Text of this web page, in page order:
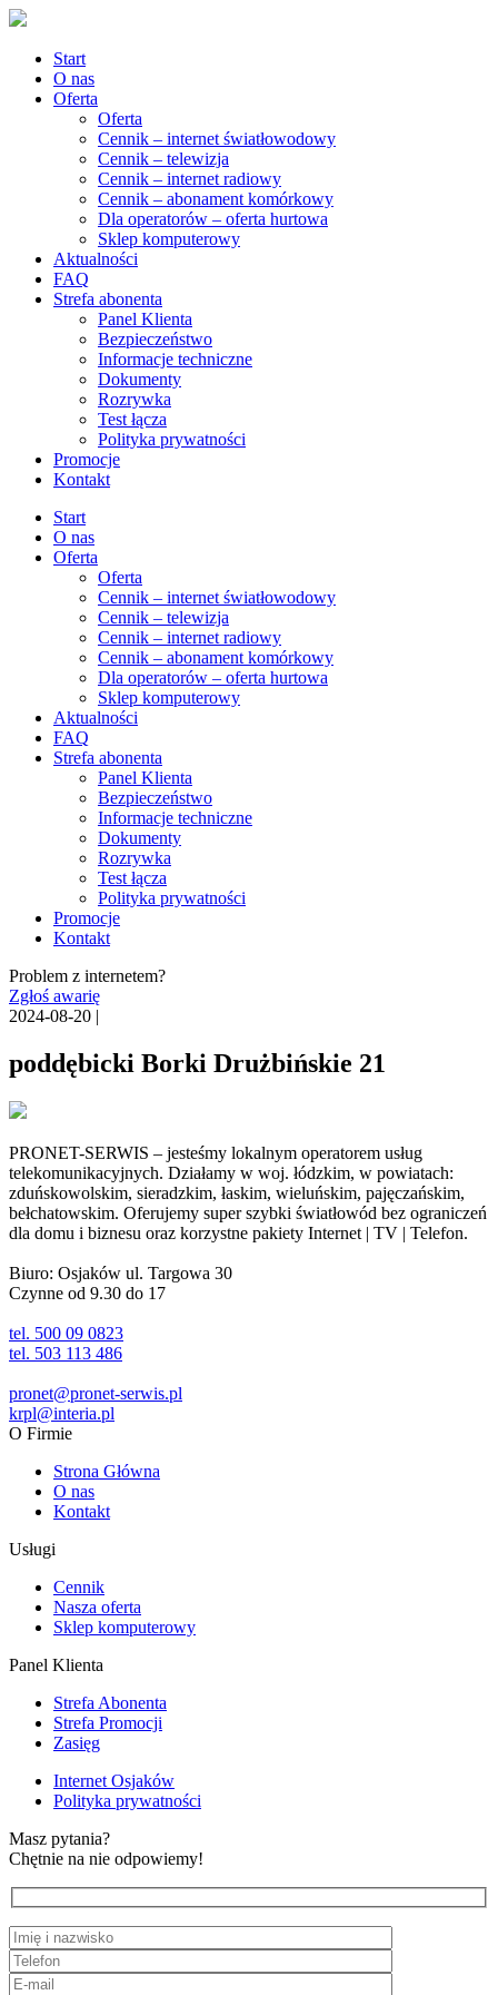
Start
O nas
Oferta
Oferta
Cennik – internet światłowodowy
Cennik – telewizja
Cennik – internet radiowy
Cennik – abonament komórkowy
Dla operatorów – oferta hurtowa
Sklep komputerowy
Aktualności
FAQ
Strefa abonenta
Panel Klienta
Bezpieczeństwo
Informacje techniczne
Dokumenty
Rozrywka
Test łącza
Polityka prywatności
Promocje
Kontakt
Start
O nas
Oferta
Oferta
Cennik – internet światłowodowy
Cennik – telewizja
Cennik – internet radiowy
Cennik – abonament komórkowy
Dla operatorów – oferta hurtowa
Sklep komputerowy
Aktualności
FAQ
Strefa abonenta
Panel Klienta
Bezpieczeństwo
Informacje techniczne
Dokumenty
Rozrywka
Test łącza
Polityka prywatności
Promocje
Kontakt
Problem z internetem?
Zgłoś awarię
2024-08-20 |
poddębicki Borki Drużbińskie 21
PRONET-SERWIS – jesteśmy lokalnym operatorem usług
telekomunikacyjnych. Działamy w woj. łódzkim, w powiatach:
zduńskowolskim, sieradzkim, łaskim, wieluńskim, pajęczańskim,
bełchatowskim. Oferujemy super szybki światłowód bez ograniczeń
dla domu i biznesu oraz korzystne pakiety Internet | TV | Telefon.
Biuro: Osjaków ul. Targowa 30
Czynne od 9.30 do 17
tel. 500 09 0823
tel. 503 113 486
pronet@pronet-serwis.pl
krpl@interia.pl
O Firmie
Strona Główna
O nas
Kontakt
Usługi
Cennik
Nasza oferta
Sklep komputerowy
Panel Klienta
Strefa Abonenta
Strefa Promocji
Zasięg
Internet Osjaków
Polityka prywatności
Masz pytania?
Chętnie na nie odpowiemy!